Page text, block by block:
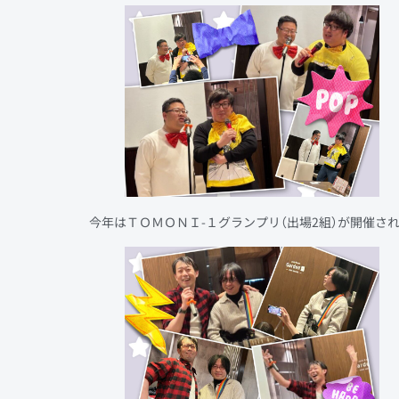
今年はＴＯＭＯＮＩ-１グランプリ（出場2組）が開催さ